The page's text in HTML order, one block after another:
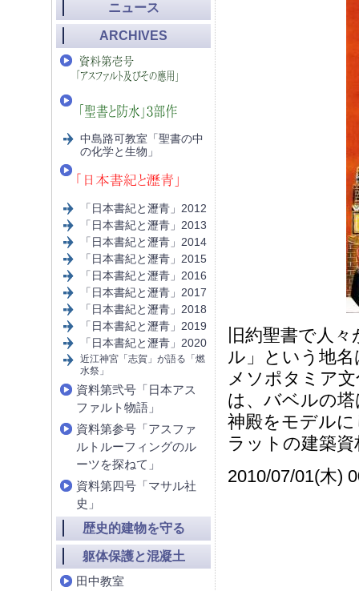
旧約聖書で人
ル」という地
メソポタミア
は、バベルの
神殿をモデル
ラットの建築
2010/07/01(木)
ニュース
ARCHIVES
中島路可教室「聖書の中
の化学と生物」
「日本書紀と瀝青」2012
「日本書紀と瀝青」2013
「日本書紀と瀝青」2014
「日本書紀と瀝青」2015
「日本書紀と瀝青」2016
「日本書紀と瀝青」2017
「日本書紀と瀝青」2018
「日本書紀と瀝青」2019
「日本書紀と瀝青」2020
近江神宮「志賀」が語る「燃
水祭」
資料第弐号「日本アス
ファルト物語」
資料第参号「アスファ
ルトルーフィングのル
ーツを探ねて」
資料第四号「マサル社
史」
歴史的建物を守る
躯体保護と混凝土
田中教室